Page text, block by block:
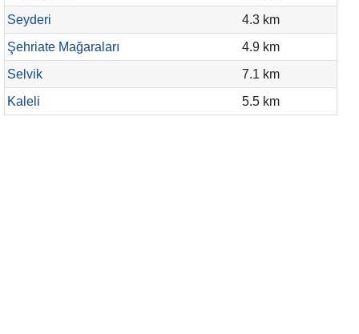
Seyderi
4.3 km
Şehriate Mağaraları
4.9 km
Selvik
7.1 km
Kaleli
5.5 km